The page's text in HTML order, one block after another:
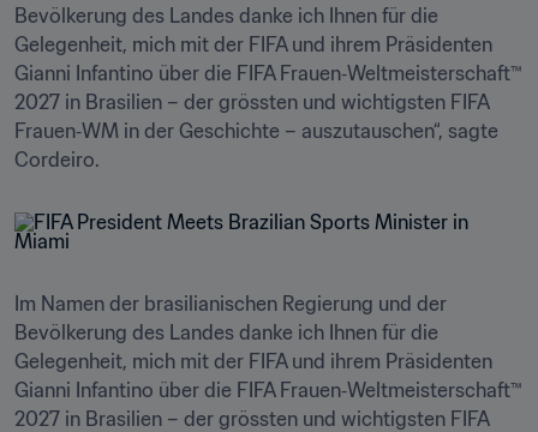
Bevölkerung des Landes danke ich Ihnen für die
Gelegenheit, mich mit der FIFA und ihrem Präsidenten
Gianni Infantino über die FIFA Frauen‑Weltmeisterschaft™
2027 in Brasilien – der grössten und wichtigsten FIFA
Frauen‑WM in der Geschichte – auszutauschen“, sagte
Cordeiro.
Im Namen der brasilianischen Regierung und der
Bevölkerung des Landes danke ich Ihnen für die
Gelegenheit, mich mit der FIFA und ihrem Präsidenten
Gianni Infantino über die FIFA Frauen‑Weltmeisterschaft™
2027 in Brasilien – der grössten und wichtigsten FIFA